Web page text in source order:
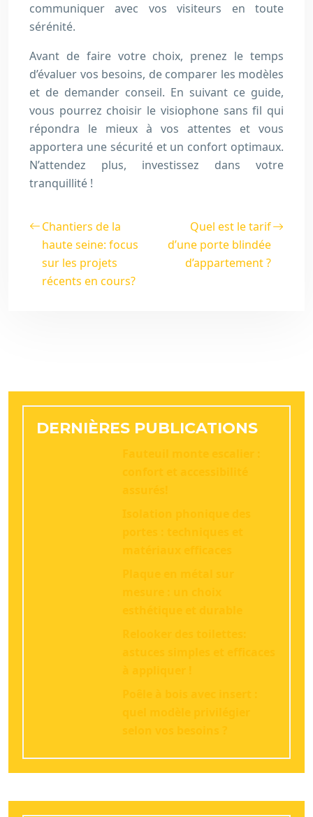
communiquer avec vos visiteurs en toute
sérénité.
Avant de faire votre choix, prenez le temps
d’évaluer vos besoins, de comparer les modèles
et de demander conseil. En suivant ce guide,
vous pourrez choisir le visiophone sans fil qui
répondra le mieux à vos attentes et vous
apportera une sécurité et un confort optimaux.
N’attendez plus, investissez dans votre
tranquillité !
Chantiers de la
haute seine: focus
sur les projets
récents en cours?
Quel est le tarif
d’une porte blindée
d’appartement ?
DERNIÈRES PUBLICATIONS
Fauteuil monte escalier :
confort et accessibilité
assurés!
Isolation phonique des
portes : techniques et
matériaux efficaces
Plaque en métal sur
mesure : un choix
esthétique et durable
Relooker des toilettes:
astuces simples et efficaces
à appliquer !
Poêle à bois avec insert :
quel modèle privilégier
selon vos besoins ?